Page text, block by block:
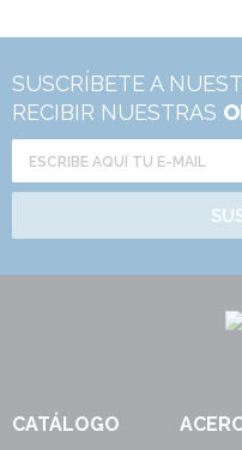
SUSCRÍBETE A
RECIBIR NUESTRAS
CATÁLOGO